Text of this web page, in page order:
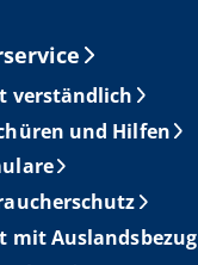
verständlich
und Hilfen
mit Auslandsbezug